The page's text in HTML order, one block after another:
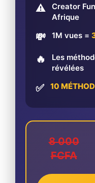
⚠️ Creator
Afrique
💸 1M vues =
🔥 Les
révélées
✅ 10
8 000
FCFA